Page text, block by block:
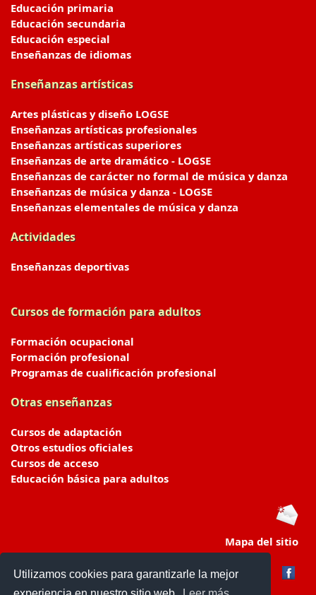
Utilizamos cookies para garantizarle la mejor
Educación primaria
Educación secundaria
Educación especial
Enseñanzas de idiomas
Enseñanzas artísticas
Artes plásticas y diseño LOGSE
Enseñanzas artísticas profesionales
Enseñanzas artísticas superiores
Enseñanzas de arte dramático - LOGSE
Enseñanzas de carácter no formal de música y danza
Enseñanzas de música y danza - LOGSE
Enseñanzas elementales de música y danza
Actividades
Enseñanzas deportivas
Cursos de formación para adultos
Formación ocupacional
Formación profesional
Programas de cualificación profesional
Otras enseñanzas
Cursos de adaptación
Otros estudios oficiales
Cursos de acceso
Educación básica para adultos
Mapa del sitio